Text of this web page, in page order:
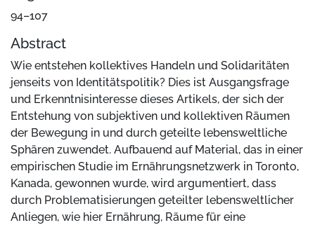
94–107
Abstract
Wie entstehen kollektives Handeln und Solidaritäten
jenseits von Identitätspolitik? Dies ist Ausgangsfrage
und Erkenntnisinteresse dieses Artikels, der sich der
Entstehung von subjektiven und kollektiven Räumen
der Bewegung in und durch geteilte lebensweltliche
Sphären zuwendet. Aufbauend auf Material, das in einer
empirischen Studie im Ernährungsnetzwerk in Toronto,
Kanada, gewonnen wurde, wird argumentiert, dass
durch Problematisierungen geteilter lebensweltlicher
Anliegen, wie hier Ernährung, Räume für eine